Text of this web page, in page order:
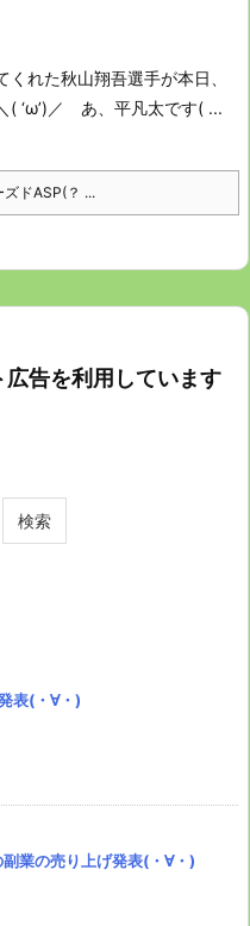
くれた秋山翔吾選手が本日、
‘ω’)／
あ、平凡太です( ...
ズドASP(？ ...
告を利用しています
検索
表(・∀・)
業の売り上げ発表(・∀・)